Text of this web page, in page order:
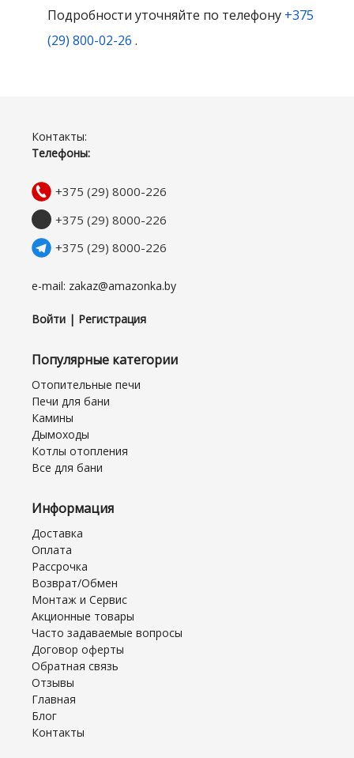
Подробности уточняйте по телефону +375
(29) 800-02-26 .
Контакты:
Телефоны:
+375 (29) 8000-226
+375 (29) 8000-226
+375 (29) 8000-226
e-mail: zakaz@amazonka.by
Войти | Регистрация
Популярные категории
Отопительные печи
Печи для бани
Камины
Дымоходы
Котлы отопления
Все для бани
Информация
Доставка
Оплата
Рассрочка
Возврат/Обмен
Монтаж и Сервис
Акционные товары
Часто задаваемые вопросы
Договор оферты
Обратная связь
Отзывы
Главная
Блог
Контакты